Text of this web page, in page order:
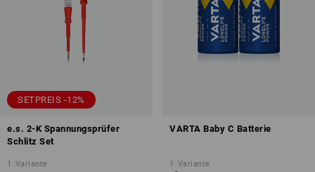
SETPREIS -12%
e.s. 2-K Spannungsprüfer
Schlitz Set
1 Variante
VARTA Baby C Batterie
1 Variante